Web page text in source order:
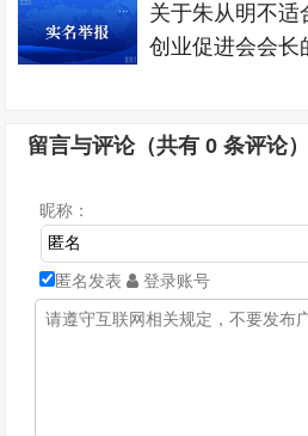
关于朱从明不适
创业促进会会长
留言与评论（共有0 条评论）
昵称：
匿名发表 登录账号